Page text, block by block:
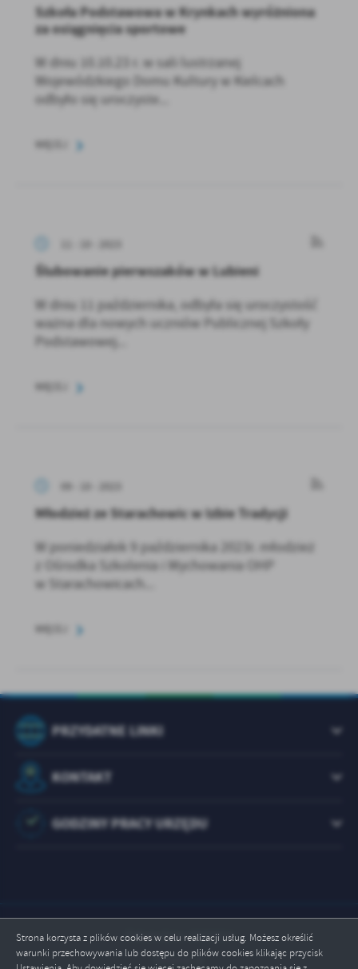
Strona korzysta z plików cookies w celu realizacji usług. Możesz określić
warunki przechowywania lub dostępu do plików cookies klikając przycisk
Szkoła Podstawowa w Krynkach wyróżniona
za osiągnięcia sportowe
W dniu 10.10.23 r. w sali lustrzanej
Wojewódzkiego Domu Kultury w Kielcach
odbyło się uroczyste...
Ślubowanie pierwszaków w Lubieni
W dniu 11 października, odbyła się uroczystość
ważna dla nowych uczniów Publicznej Szkoły
Podstawowej...
09 - 10 - 2023
Młodzież ze Starachowic w Izbie Tradycji
W poniedziałek 9 października 2023r. młodzież
z Ośrodka Szkolenia i Wychowania OHP
w Starachowicach...
PRZYDATNE LINKI
KONTAKT
GODZINY PRACY URZĘDU
Odwiedzin: 1073814
Online: 6